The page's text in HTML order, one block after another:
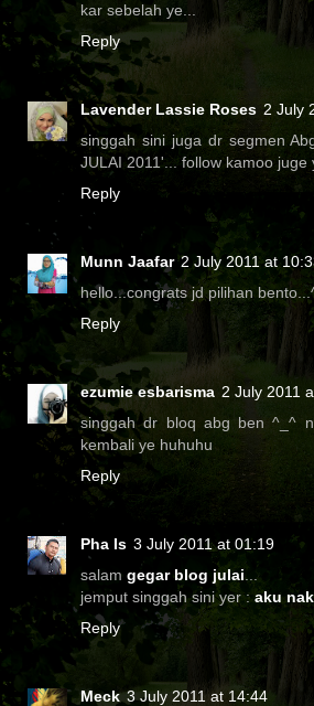
kar sebelah ye...
Reply
Lavender Lassie Roses 2 July
singgah sini juga dr segmen
JULAI 2011'... follow kamoo juge
Reply
Munn Jaafar 2 July 2011 at
hello...congrats jd pilihan
Reply
ezumie esbarisma 2 July 2011
singgah dr bloq abg ben ^_^
kembali ye huhuhu
Reply
Pha Is 3 July 2011 at 01:19
salam gegar blog julai
jemput singgah sini yer : aku
Reply
Meck 3 July 2011 at 14:44